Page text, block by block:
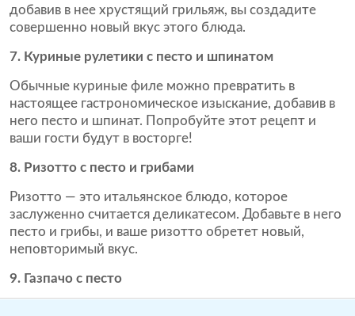
добавив в нее хрустящий грильяж, вы создадите
совершенно новый вкус этого блюда.
7. Куриные рулетики с песто и шпинатом
Обычные куриные филе можно превратить в
настоящее гастрономическое изыскание, добавив в
него песто и шпинат. Попробуйте этот рецепт и
ваши гости будут в восторге!
8. Ризотто с песто и грибами
Ризотто — это итальянское блюдо, которое
заслуженно считается деликатесом. Добавьте в него
песто и грибы, и ваше ризотто обретет новый,
неповторимый вкус.
9. Газпачо с песто